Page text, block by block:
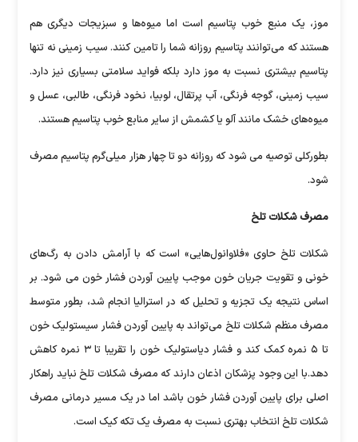
موز، یک منبع خوب پتاسیم است اما میوه‌ها و سبزیجات دیگری هم
هستند که می‌توانند پتاسیم روزانه شما را تامین کنند. سیب زمینی نه تنها
پتاسیم بیشتری نسبت به موز دارد بلکه فواید سلامتی بسیاری نیز دارد.
سیب زمینی، گوجه فرنگی، آب پرتقال، لوبیا، نخود فرنگی، طالبی، عسل و
میوه‌های خشک مانند آلو یا کشمش از سایر منابع خوب پتاسیم هستند.
بطورکلی توصیه می شود که روزانه دو تا چهار هزار میلی‌گرم پتاسیم مصرف
شود.
مصرف شکلات تلخ
شکلات تلخ حاوی «فلاوانول‌هایی» است که با آرامش دادن به رگ‌های
خونی و تقویت جریان خون موجب پایین آوردن فشار خون می شود. بر
اساس نتیجه یک تجزیه و تحلیل که در استرالیا انجام شد، بطور متوسط
مصرف منظم شکلات تلخ می‌تواند به پایین آوردن فشار سیستولیک خون
تا ۵ نمره کمک کند و فشار دیاستولیک خون را تقریبا تا ۳ نمره کاهش
دهد.با این وجود پزشکان اذعان دارند که مصرف شکلات تلخ نباید راهکار
اصلی برای پایین آوردن فشار خون باشد اما در یک مسیر درمانی مصرف
شکلات تلخ انتخاب بهتری نسبت به مصرف یک تکه کیک است.